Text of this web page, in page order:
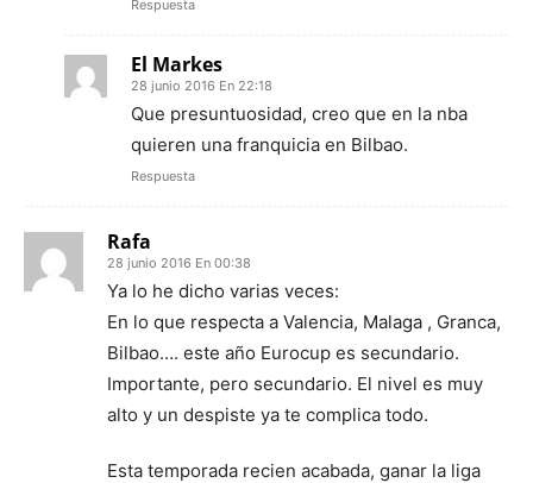
Respuesta
El Markes
28 junio 2016 En 22:18
Que presuntuosidad, creo que en la nba
quieren una franquicia en Bilbao.
Respuesta
Rafa
28 junio 2016 En 00:38
Ya lo he dicho varias veces:
En lo que respecta a Valencia, Malaga , Granca,
Bilbao…. este año Eurocup es secundario.
Importante, pero secundario. El nivel es muy
alto y un despiste ya te complica todo.
Esta temporada recien acabada, ganar la liga